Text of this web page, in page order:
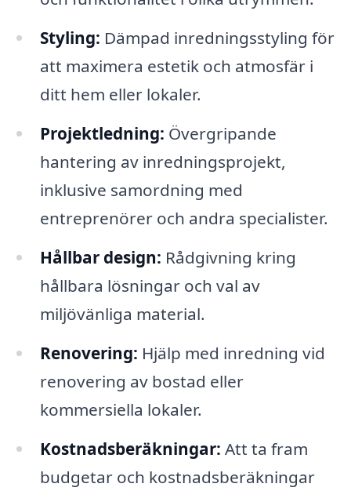
Styling: Dämpad inredningsstyling för
att maximera estetik och atmosfär i
ditt hem eller lokaler.
Projektledning: Övergripande
hantering av inredningsprojekt,
inklusive samordning med
entreprenörer och andra specialister.
Hållbar design: Rådgivning kring
hållbara lösningar och val av
miljövänliga material.
Renovering: Hjälp med inredning vid
renovering av bostad eller
kommersiella lokaler.
Kostnadsberäkningar: Att ta fram
budgetar och kostnadsberäkningar